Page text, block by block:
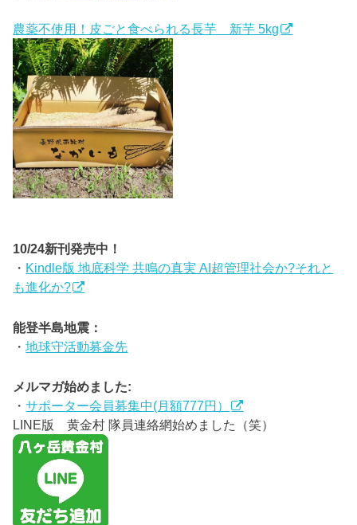
農薬不使用！皮ごと食べられる長芋 新芋 5kg
10/24新刊発売中！
・ Kindle版 地底科学 共鳴の真実 AI超管理社会か?それと
も進化か?
能登半島地震：
・地球守活動募金先
メルマガ始めました:
・サポーター会員募集中(月額777円）
LINE版 黄金村 隊員連絡網始めました（笑）